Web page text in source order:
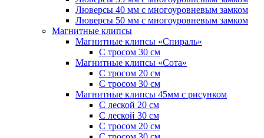
Люверсы 40 мм с многоуровневым замком
Люверсы 50 мм с многоуровневым замком
Магнитные клипсы
Магнитные клипсы «Спираль»
С тросом 30 см
Магнитные клипсы «Сота»
С тросом 20 см
С тросом 30 см
Магнитные клипсы 45мм с рисунком
С леской 20 см
С леской 30 см
С тросом 20 см